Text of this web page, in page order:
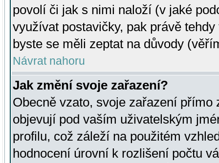
povolí či jak s nimi naloží (v jaké
využívat postavičky, pak právě
byste se měli zeptat na důvody
Návrat nahoru
Jak změní svoje zařazení?
Obecně vzato, svoje zařazení přímo
objevují pod vaším uživatelským
profilu, což záleží na použitém
hodnocení úrovní k rozlišení počtu